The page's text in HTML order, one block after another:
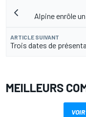
Alpine enrôle
ARTICLE SUIVANT
Trois dates de
MEILLEURS